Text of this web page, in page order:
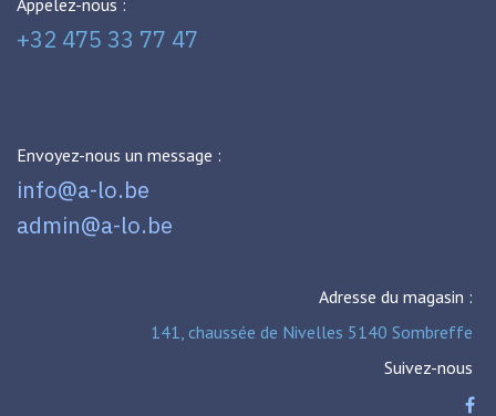
Appelez-nous :
+32 475 33 77 47
Envoyez-nous un message :
info@a-lo.be
admin@a-lo.be
Adresse du magasin :
141, chaussée de Nivelles 5140 Sombreffe
Suivez-nous